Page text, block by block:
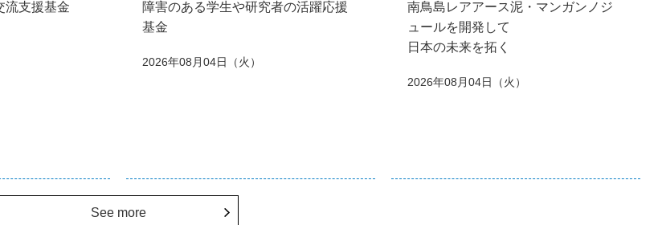
流支援基金
障害のある学生や研究者の活躍応援
基金
2026年08月04日（火）
南鳥島レアアース泥・マンガンノジ
ュールを開発して
日本の未来を拓く
2026年08月04日（火）
See more